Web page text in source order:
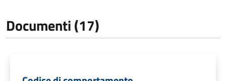
Documenti (17)